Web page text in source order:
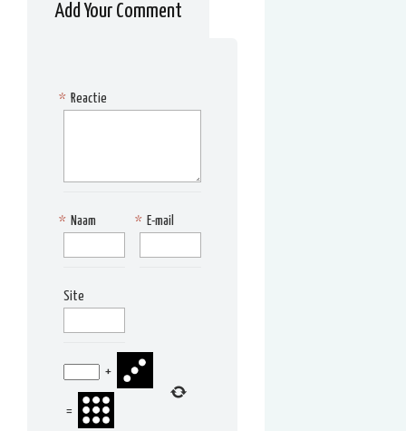
Add Your Comment
Reactie
*
Naam
* E-mail
*
Site
+
=